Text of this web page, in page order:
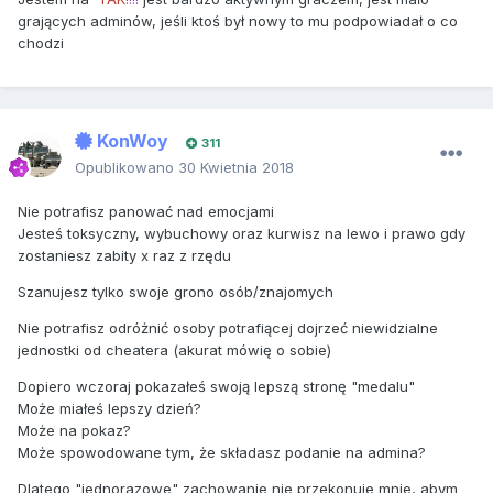
grających adminów, jeśli ktoś był nowy to mu podpowiadał o co
chodzi
KonWoy 311
Opublikowano 30 Kwietnia 2018
Nie potrafisz panować nad emocjami
Jesteś toksyczny, wybuchowy oraz kurwisz na lewo i prawo gdy
zostaniesz zabity x raz z rzędu
Szanujesz tylko swoje grono osób/znajomych
Nie potrafisz odróżnić osoby potrafiącej dojrzeć niewidzialne
jednostki od cheatera (akurat mówię o sobie)
Dopiero wczoraj pokazałeś swoją lepszą stronę "medalu"
Może miałeś lepszy dzień?
Może na pokaz?
Może spowodowane tym, że składasz podanie na admina?
Dlatego "jednorazowe" zachowanie nie przekonuje mnie, abym